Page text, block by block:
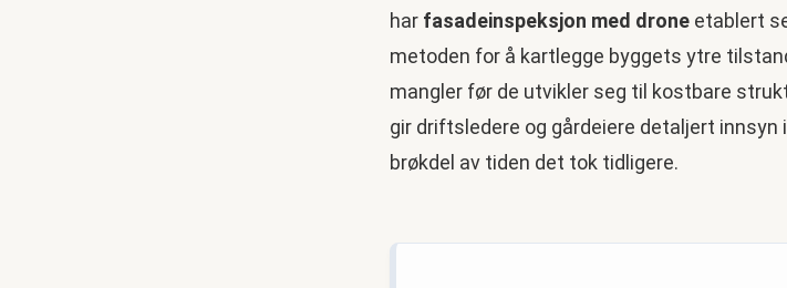
har fasadeinspeksjon med drone etablert
metoden for å kartlegge byggets ytre
mangler før de utvikler seg til kostbare
gir driftsledere og gårdeiere detaljert
brøkdel av tiden det tok tidligere.